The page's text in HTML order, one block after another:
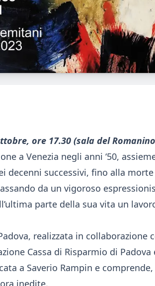
ore 17.30 (sala del
a Venezia negli anni ‘50,
decenni successivi, fino alla
da un vigoroso
parte della sua vita un
realizzata in collaborazione
Cassa di Risparmio di
a Saverio Rampin e